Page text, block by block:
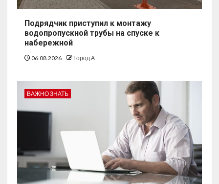
Подрядчик приступил к монтажу
водопропускной трубы на спуске к
набережной
06.08.2026 Город А
ВАЖНО ЗНАТЬ